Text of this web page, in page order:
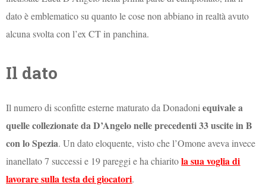
dato è emblematico su quanto le cose non abbiano in realtà avuto
alcuna svolta con l’ex CT in panchina.
Il dato
Il numero di sconfitte esterne maturato da Donadoniequivale a
quelle collezionate da D’Angelo nelle precedenti 33 uscite in B
con lo Spezia. Un dato eloquente, visto che l’Omone aveva invece
inanellato 7 successi e 19 pareggi e ha chiaritola sua voglia di
lavorare sulla testa dei giocatori.